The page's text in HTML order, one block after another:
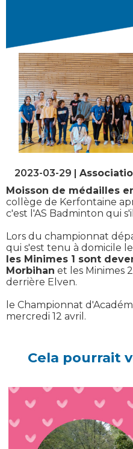
2023-03-29 |
Moisson de médailles
collège de Kerfontaine
c'est l'AS Badminton qui
Lors du championnat
qui s'est tenu à domicile
les Minimes 1 sont
Morbihan et les Minimes
derrière Elven.
le Championnat
mercredi 12 avril.
Cela pourrait